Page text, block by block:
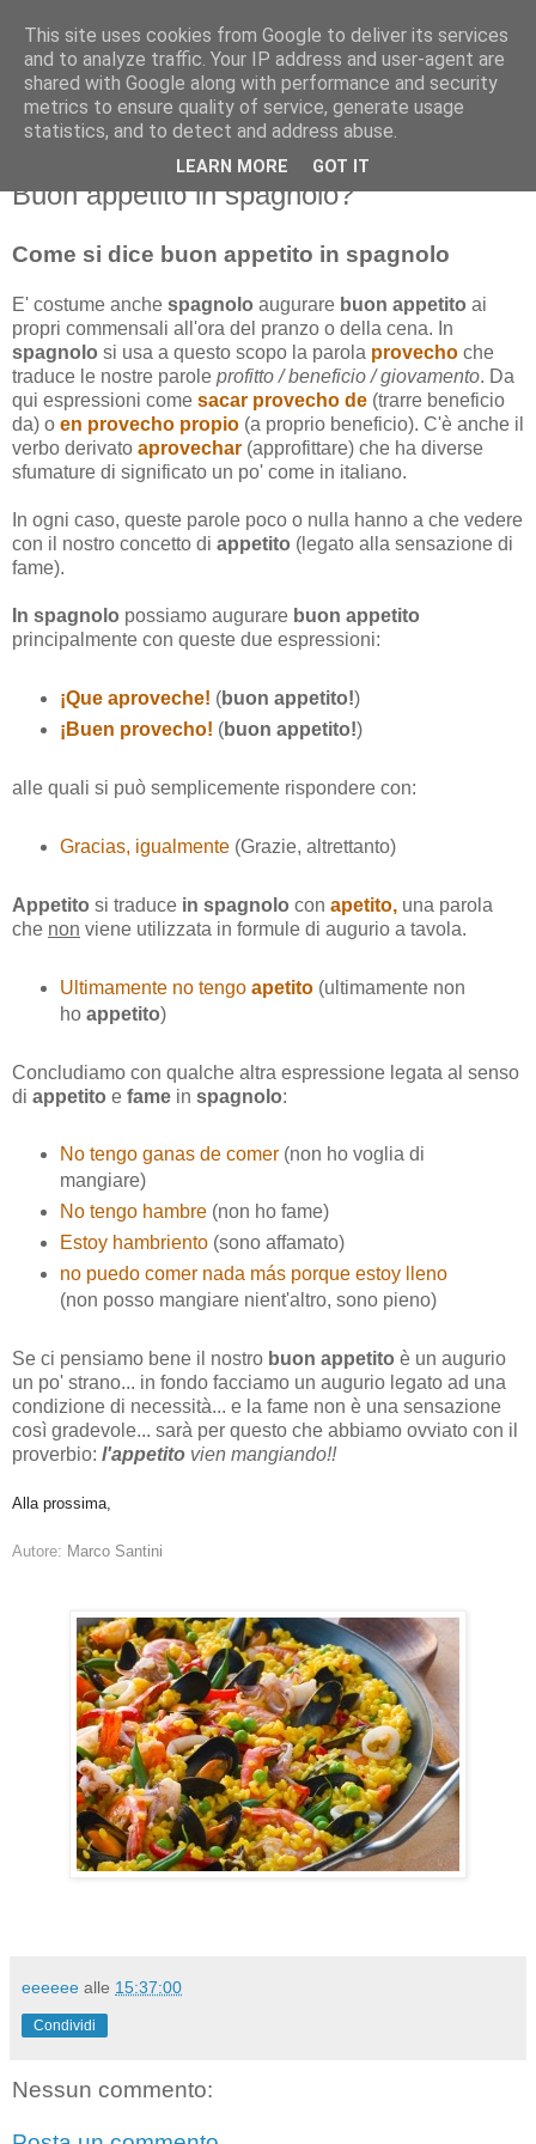
venerdì 3 maggio 2013
Buon appetito in spagnolo?
Come si dice buon appetito in spagnolo
E' costume anche spagnolo augurare buon appetito ai
propri commensali all'ora del pranzo o della cena. In
spagnolo si usa a questo scopo la parola provecho che
traduce le nostre parole profitto / beneficio / giovamento. Da
qui espressioni come sacar provecho de (trarre beneficio
da) o en provecho propio (a proprio beneficio). C'è anche il
verbo derivato aprovechar (approfittare) che ha diverse
sfumature di significato un po' come in italiano.
In ogni caso, queste parole poco o nulla hanno a che vedere
con il nostro concetto di appetito (legato alla sensazione di
fame).
In spagnolo possiamo augurare buon appetito
principalmente con queste due espressioni:
¡Que aproveche! (buon appetito!)
¡Buen provecho! (buon appetito!)
alle quali si può semplicemente rispondere con:
Gracias, igualmente(Grazie, altrettanto)
Appetito si traduce in spagnolo con apetito, una parola
che non viene utilizzata in formule di augurio a tavola.
Ultimamente no tengo apetito(ultimamente non
ho appetito)
Concludiamo con qualche altra espressione legata al senso
di appetito e fame in spagnolo:
No tengo ganas de comer(non ho voglia di
mangiare)
No tengo hambre(non ho fame)
Estoy hambriento(sono affamato)
no puedo comer nada más porque estoy lleno
(non posso mangiare nient'altro, sono pieno)
Se ci pensiamo bene il nostro buon appetito è un augurio
un po' strano... in fondo facciamo un augurio legato ad una
condizione di necessità... e la fame non è una sensazione
così gradevole... sarà per questo che abbiamo ovviato con il
proverbio: l'appetito vien mangiando!!
Alla prossima,
Autore: Marco Santini
eeeeee alle 15:37:00
Condividi
Nessun commento:
This site uses cookies from Google to deliver its services
and to analyze traffic. Your IP address and user-agent are
shared with Google along with performance and security
metrics to ensure quality of service, generate usage
statistics, and to detect and address abuse.
LEARN MORE GOT IT